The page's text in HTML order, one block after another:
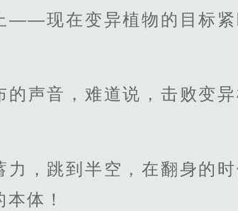
——现在变异植物的目标紧
声音，难道说，击败变
，跳到半空，在翻身的
体！